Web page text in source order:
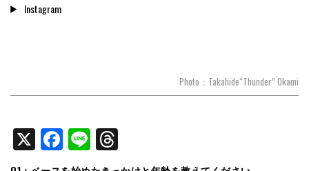
Instagram
Photo：Takahide“Thunder” Okami
X Facebook
Line